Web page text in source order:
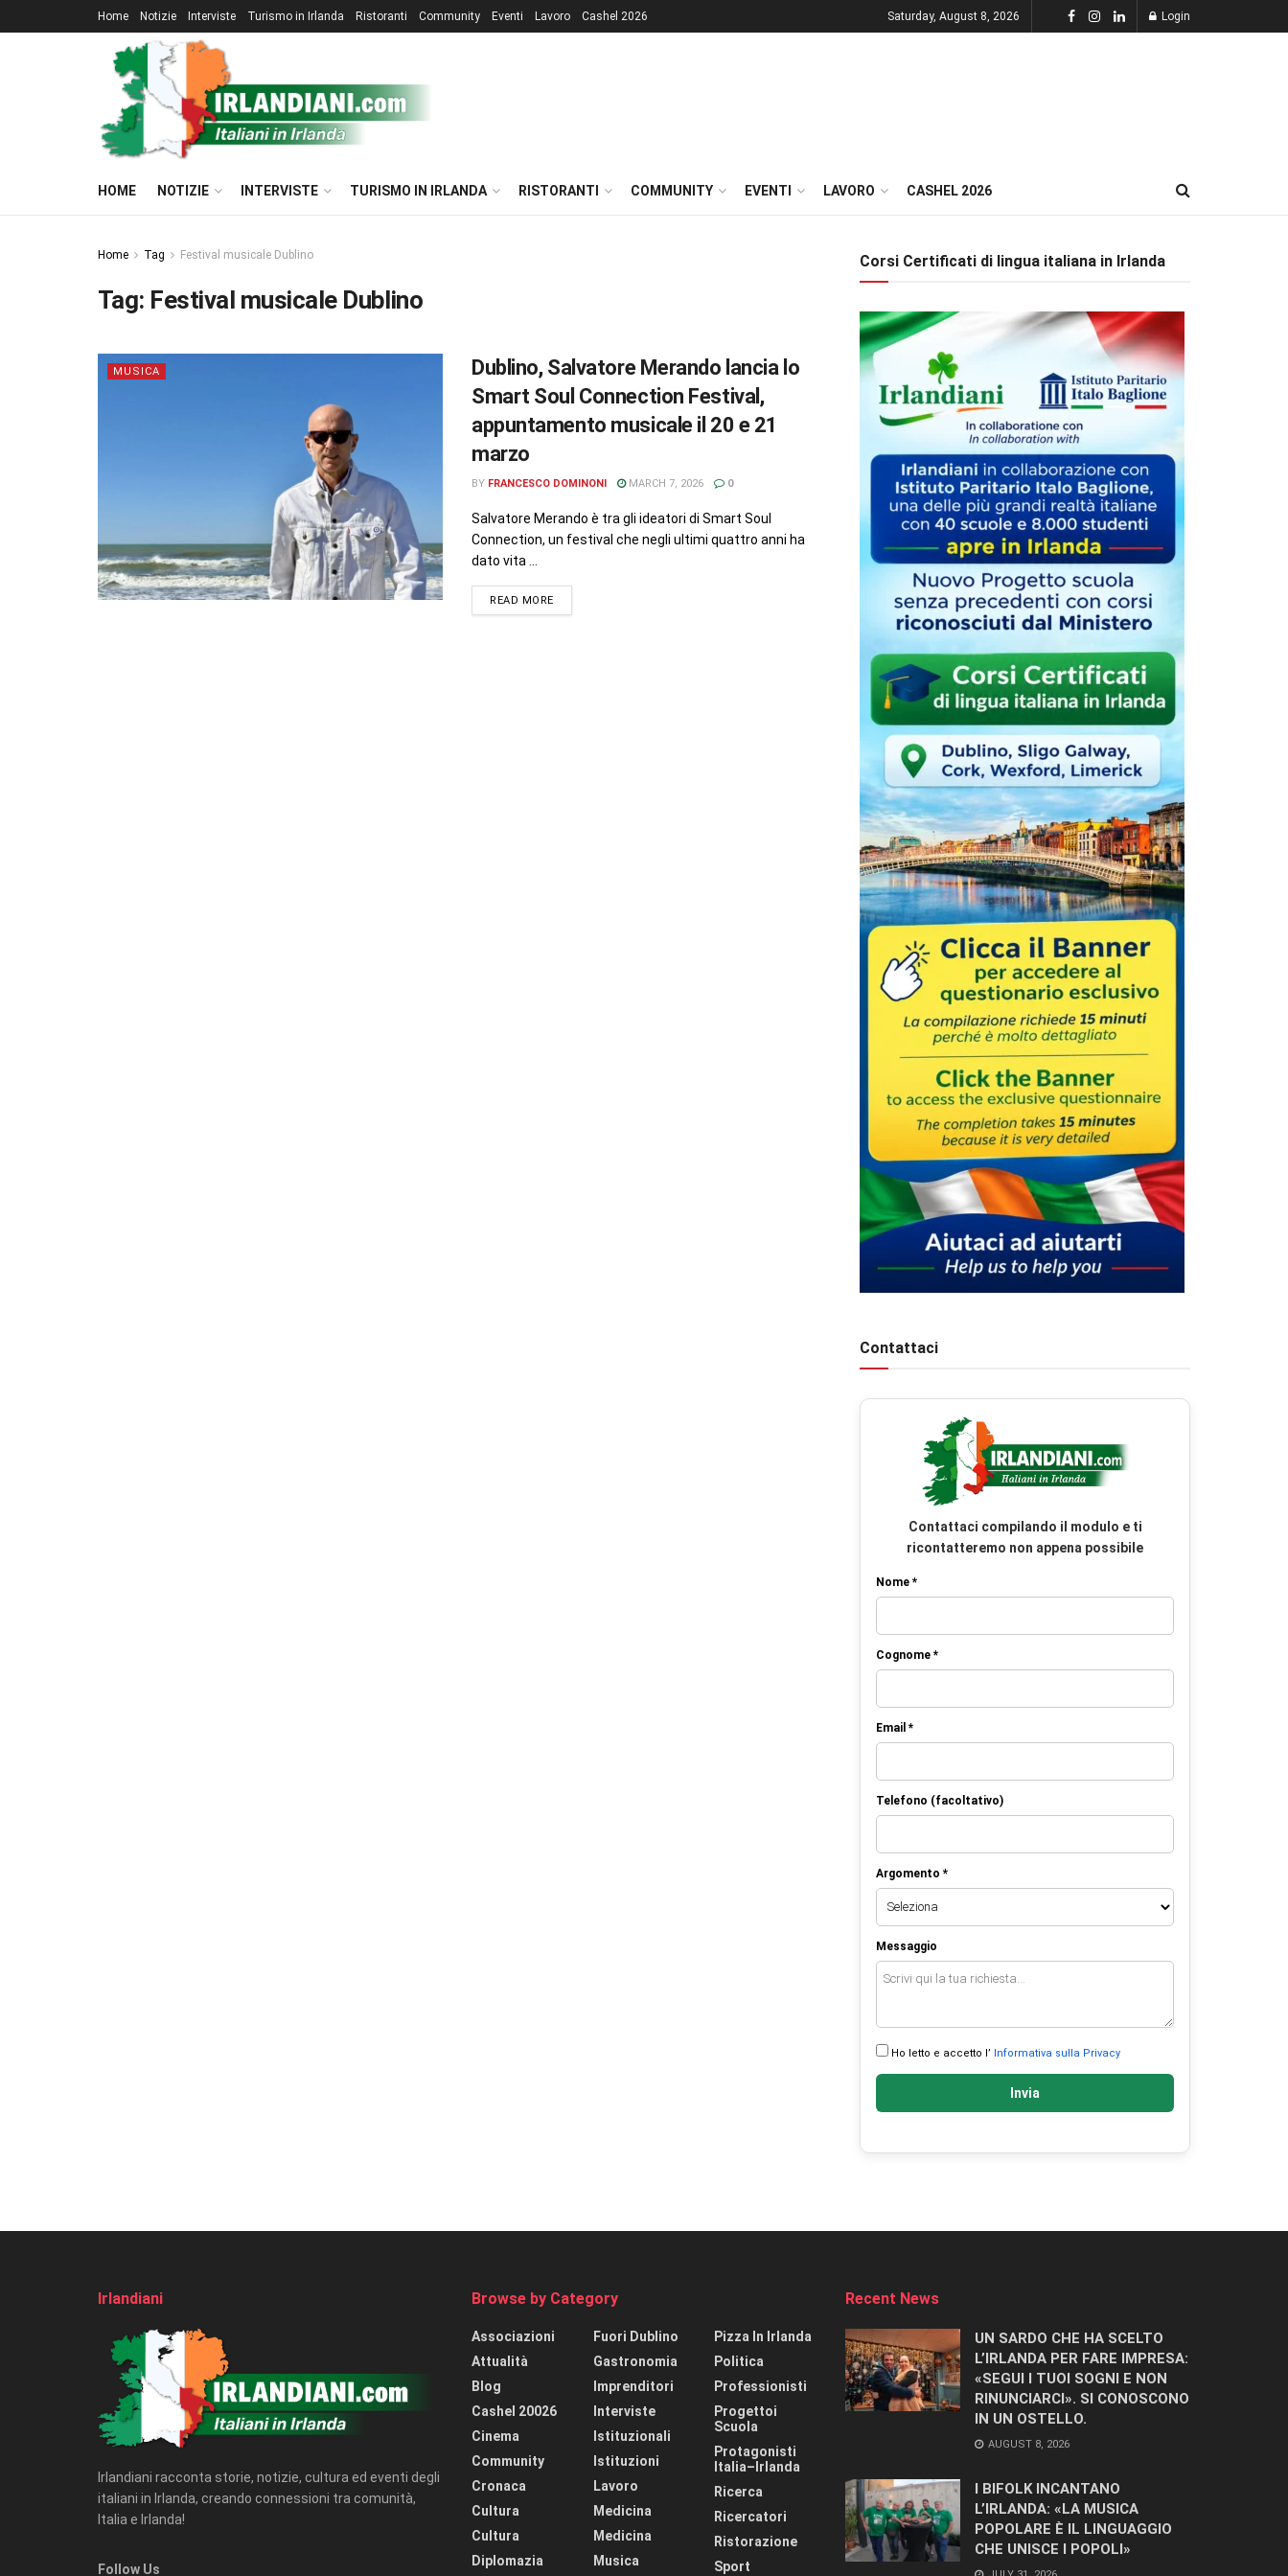
Home Notizie Interviste Turismo in Irlanda Ristoranti Community Eventi Lavoro Cashel 2026 Saturday, August 8, 2026 Login
HOME NOTIZIE INTERVISTE TURISMO IN IRLANDA RISTORANTI COMMUNITY EVENTI LAVORO CASHEL 2026
Home Tag Festival musicale Dublino
Tag: Festival musicale Dublino
MUSICA
Dublino, Salvatore Merando lancia lo
Smart Soul Connection Festival,
appuntamento musicale il 20 e 21
marzo
BY FRANCESCO DOMINONI MARCH 7, 2026 0
Salvatore Merando è tra gli ideatori di Smart Soul
Connection, un festival che negli ultimi quattro anni ha
dato vita ...
READ MORE
Corsi Certificati di lingua italiana in Irlanda
Contattaci
Contattaci compilando il modulo e ti
ricontatteremo non appena possibile
Nome *
Cognome *
Email *
Telefono (facoltativo)
Argomento *
Messaggio
Ho letto e accetto l’ Informativa sulla Privacy
Invia
Irlandiani
Irlandiani racconta storie, notizie, cultura ed eventi degli
italiani in Irlanda, creando connessioni tra comunità,
Italia e Irlanda!
Follow Us
Browse by Category
Associazioni
Attualità
Blog
Cashel 20026
Cinema
Community
Cronaca
Cultura
Cultura
Diplomazia
Fuori Dublino
Gastronomia
Imprenditori
Interviste
Istituzionali
Istituzioni
Lavoro
Medicina
Medicina
Musica
Pizza In Irlanda
Politica
Professionisti
Progettoi
Scuola
Protagonisti
Italia–Irlanda
Ricerca
Ricercatori
Ristorazione
Sport
Recent News
UN SARDO CHE HA SCELTO
L’IRLANDA PER FARE IMPRESA:
«SEGUI I TUOI SOGNI E NON
RINUNCIARCI». SI CONOSCONO
IN UN OSTELLO.
AUGUST 8, 2026
I BIFOLK INCANTANO
L’IRLANDA: «LA MUSICA
POPOLARE È IL LINGUAGGIO
CHE UNISCE I POPOLI»